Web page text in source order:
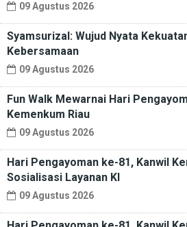
09 Agustus 2026
Syamsurizal: Wujud Nyata
Kebersamaan
09 Agustus 2026
Fun Walk Mewarnai Hari
Kemenkum Riau
09 Agustus 2026
Hari Pengayoman ke-81, Kanwil
Sosialisasi Layanan KI
09 Agustus 2026